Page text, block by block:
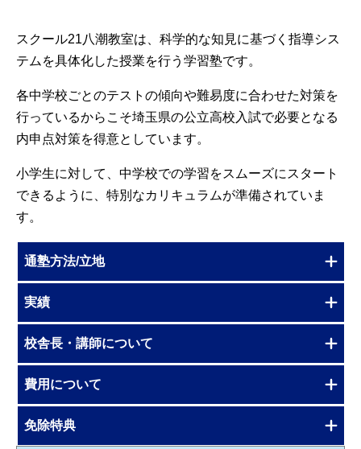
スクール21八潮教室は、科学的な知見に基づく指導シス
テムを具体化した授業を行う学習塾です。
各中学校ごとのテストの傾向や難易度に合わせた対策を
行っているからこそ埼玉県の公立高校入試で必要となる
内申点対策を得意としています。
小学生に対して、中学校での学習をスムーズにスタート
できるように、特別なカリキュラムが準備されていま
す。
通塾方法/立地
実績
校舎長・講師について
費用について
免除特典